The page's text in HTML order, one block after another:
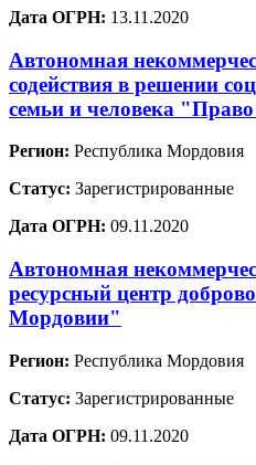
Дата ОГРН: 13.11.2020
Автономная
содействия в решении
семьи и человека
Регион: Республика Мордовия
Статус: Зарегистрированные
Дата ОГРН: 09.11.2020
Автономная
ресурсный центр
Мордовии"
Регион: Республика Мордовия
Статус: Зарегистрированные
Дата ОГРН: 09.11.2020